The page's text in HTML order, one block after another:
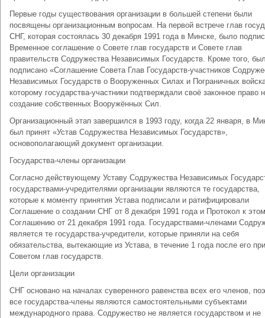
Первые годы существования организации в большей степени были
посвящены организационным вопросам. На первой встрече глав
СНГ, которая состоялась 30 декабря 1991 года в Минске, было
Временное соглашение о Совете глав государств и Совете глав
правительств Содружества Независимых Государств. Кроме того,
подписано «Соглашение Совета Глав Государств-участников
Независимых Государств о Вооруженных Силах и Пограничных
которому государства-участники подтверждали своё законное право
создание собственных Вооружённых Сил.
Организационный этап завершился в 1993 году, когда 22 января, в
был принят «Устав Содружества Независимых Государств»,
основополагающий документ организации.
Государства-члены организации
Согласно действующему Уставу Содружества Независимых
государствами-учредителями организации являются те государства,
которые к моменту принятия Устава подписали и ратифицировали
Соглашение о создании СНГ от 8 декабря 1991 года и Протокол к
Соглашению от 21 декабря 1991 года. Государствами-членами
является те государства-учредители, которые приняли на себя
обязательства, вытекающие из Устава, в течение 1 года после его
Советом глав государств.
Цели организации
СНГ основано на началах суверенного равенства всех его членов,
все государства-члены являются самостоятельными субъектами
международного права. Содружество не является государством и не